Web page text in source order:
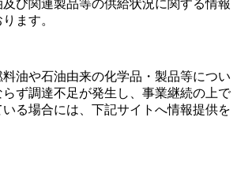
び関連製品等の供給状況に関する情報
ます。
油や石油由来の化学品・製品等につい
ず調達不足が発生し、事業継続の上で
る場合には、下記サイトへ情報提供を